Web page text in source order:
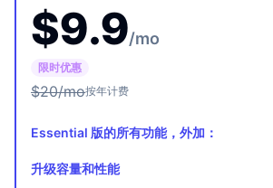
$9.9/mo
限时优惠
$20/mo按年计费
Essential 版的所有功能，外加：
升级容量和性能